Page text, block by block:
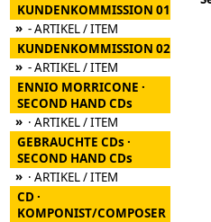
KUNDENKOMMISSION 01
» - ARTIKEL / ITEM
KUNDENKOMMISSION 02
» - ARTIKEL / ITEM
ENNIO MORRICONE ·
SECOND HAND CDs
» · ARTIKEL / ITEM
GEBRAUCHTE CDs ·
SECOND HAND CDs
» · ARTIKEL / ITEM
CD ·
KOMPONIST/COMPOSER